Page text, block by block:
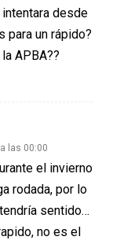
desde
para un rápido?
APBA??
las 00:00
el invierno
rodada, por lo
sentido…
no es el